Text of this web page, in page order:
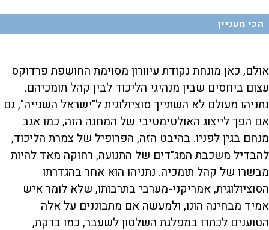
הכי מעניין
אולם, כאן מונחת נקודת עיוורון מסוימת החושפת פרדוקס
עצום ביחסים שבין מנהיגי הליכוד לבין קהל תומכיהם.
נתניהו מעולם לא השתייך סוציולוגית ל"ישראל השנייה", גם
אם הפך לייצוג האולטימטיבי של המחנה הזה, כמו אגב
מנחם בגין לפניו. בהיבט הזה, הפרופיל של צמרת הליכוד,
להבדיל משכבת המג"דים של התנועה, רחוקה מאד להיות
מבשרו של קהל תומכיה. נתניהו הוא אחר בהגדרתו
הסוציולוגית, אמריקני-מערבי בתרבותו, שלא לומר איש
אמיד מבחינה הונו, ולמעשה אם מתבוננים על אלה
הטוענים לכתרו במפלגת השלטון לשעבר, כמו ברקת,